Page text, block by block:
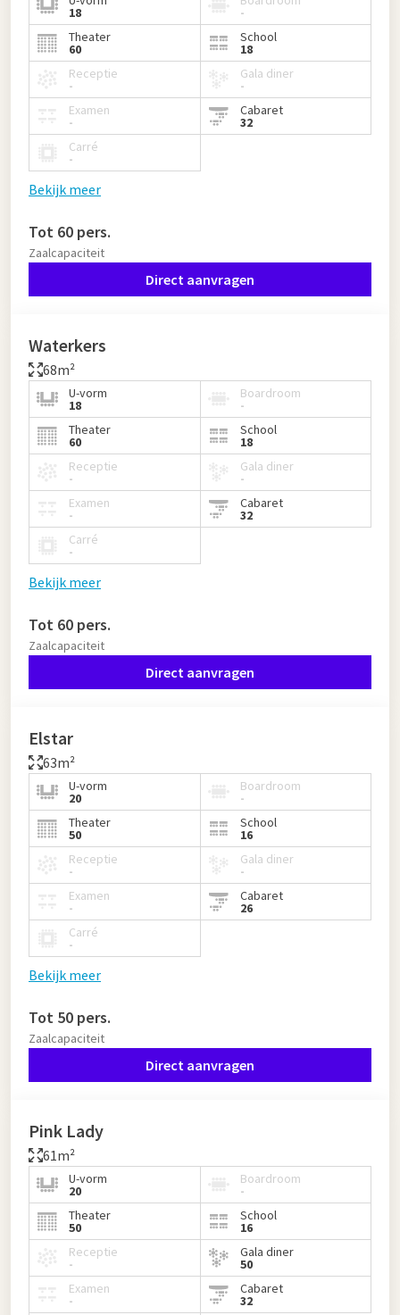
18
-
Theater
60
School
18
Receptie
-
Gala diner
-
Examen
-
Cabaret
32
Carré
-
Bekijk meer
Tot 60 pers.
Zaalcapaciteit
Direct aanvragen
Waterkers
68m²
U-vorm
18
Boardroom
-
Theater
60
School
18
Receptie
-
Gala diner
-
Examen
-
Cabaret
32
Carré
-
Bekijk meer
Tot 60 pers.
Zaalcapaciteit
Direct aanvragen
Elstar
63m²
U-vorm
20
Boardroom
-
Theater
50
School
16
Receptie
-
Gala diner
-
Examen
-
Cabaret
26
Carré
-
Bekijk meer
Tot 50 pers.
Zaalcapaciteit
Direct aanvragen
Pink Lady
61m²
U-vorm
20
Boardroom
-
Theater
50
School
16
Receptie
-
Gala diner
50
Examen
-
Cabaret
32